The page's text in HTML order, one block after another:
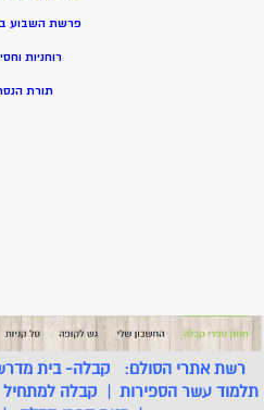
פרשת השבוע
רוחניות
תורת
רשת אתרי הסולם: קבלה- בית
תלמוד עשר הספירות | קבלה למתחיל